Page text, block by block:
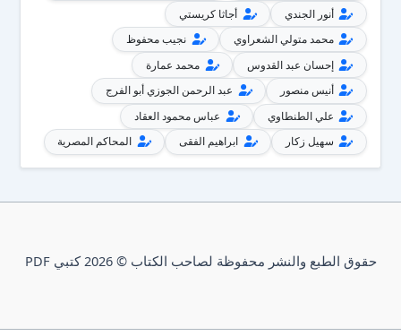
أنور الجندي
أجاثا كريستي
محمد متولي الشعراوي
نجيب محفوظ
إحسان عبد القدوس
محمد عمارة
أنيس منصور
عبد الرحمن الجوزي أبو الفرج
علي الطنطاوي
عباس محمود العقاد
سهيل زكار
ابراهيم الفقى المحاكم المصرية
حقوق الطبع والنشر محفوظة لصاحب الكتاب © 2026 كتبي PDF